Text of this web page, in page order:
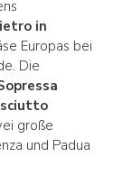
in
Europas bei
Die
große
und Padua